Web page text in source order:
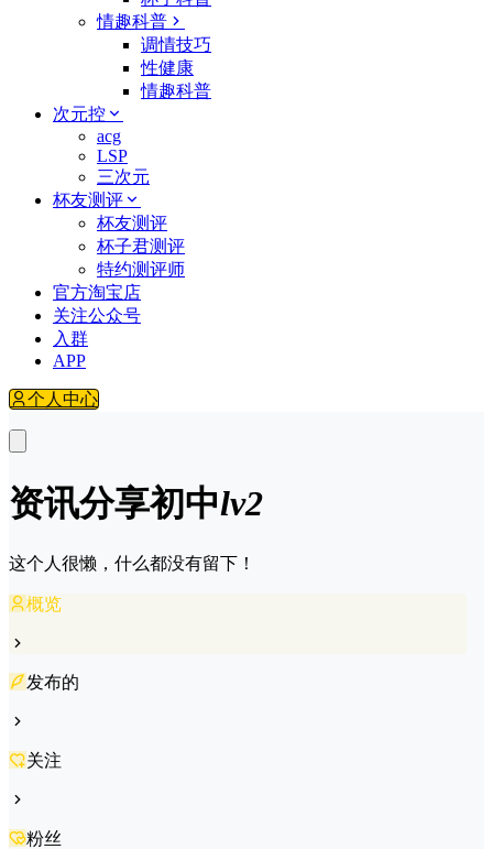
情趣科普
调情技巧
性健康
情趣科普
次元控
acg
LSP
三次元
杯友测评
杯友测评
杯子君测评
特约测评师
官方淘宝店
关注公众号
入群
APP
个人中心
资讯分享初中lv2
这个人很懒，什么都没有留下！
概览
发布的
关注
粉丝